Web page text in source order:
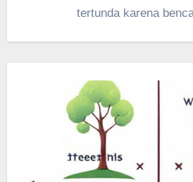
tertunda karena